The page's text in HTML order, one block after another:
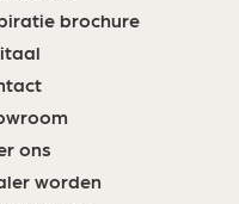
brochure
ons
worden